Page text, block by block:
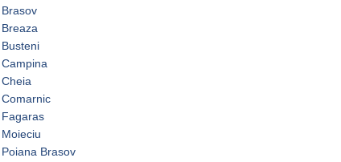
Brasov
Breaza
Busteni
Campina
Cheia
Comarnic
Fagaras
Moieciu
Poiana Brasov